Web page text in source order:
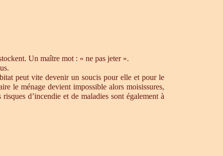
Un maître mot : « ne pas jeter ».
peut vite devenir un soucis pour elle et pour le
le ménage devient impossible alors moisissures,
d’incendie et de maladies sont également à